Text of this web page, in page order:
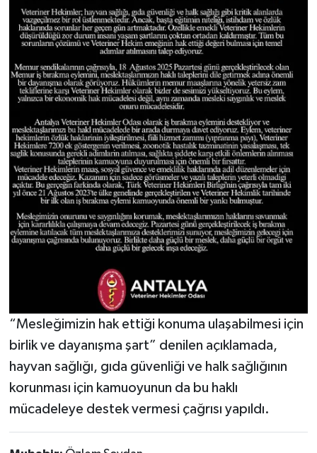
“Mesleğimizin hak ettiği konuma ulaşabilmesi için
birlik ve dayanışma şart” denilen açıklamada,
hayvan sağlığı, gıda güvenliği ve halk sağlığının
korunması için kamuoyunun da bu haklı
mücadeleye destek vermesi çağrısı yapıldı.